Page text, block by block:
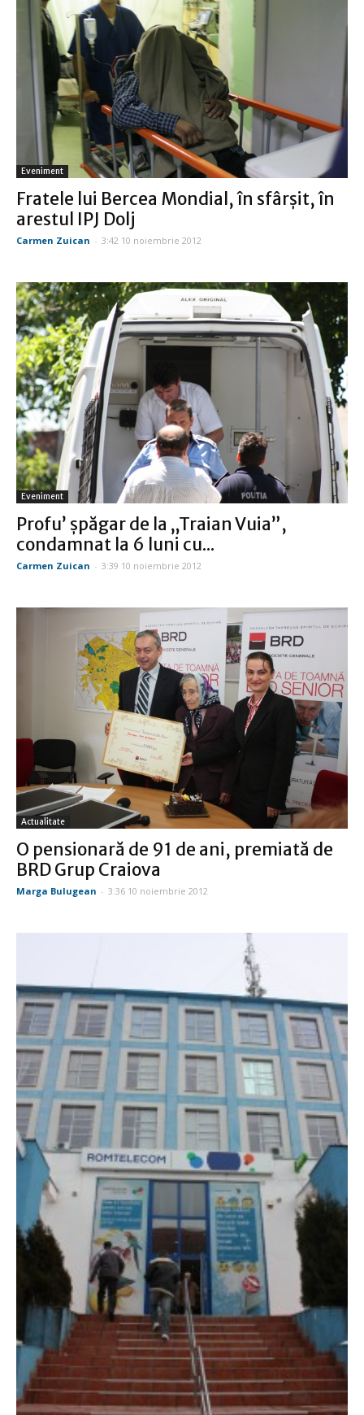
Eveniment
Fratele lui Bercea Mondial, în sfârşit, în
arestul IPJ Dolj
Carmen Zuican - 3:42 10 noiembrie 2012
Eveniment
Profu’ şpăgar de la „Traian Vuia”,
condamnat la 6 luni cu...
Carmen Zuican - 3:39 10 noiembrie 2012
Actualitate
O pensionară de 91 de ani, premiată de
BRD Grup Craiova
Marga Bulugean - 3:36 10 noiembrie 2012